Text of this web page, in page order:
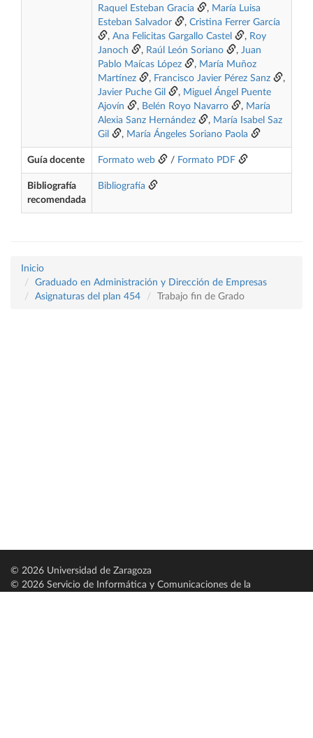
Raquel Esteban Gracia
, María Luisa
Esteban Salvador
, Cristina Ferrer García
, Ana Felicitas Gargallo Castel , Roy
Janoch
, Raúl León Soriano , Juan
Pablo Maícas López
, María Muñoz
Martínez
, Francisco Javier Pérez Sanz
,
Javier Puche Gil
, Miguel Ángel Puente
Ajovín
, Belén Royo Navarro , María
Alexia Sanz Hernández
, María Isabel Saz
Gil
, María Ángeles Soriano Paola
Guía docente Formato web / Formato PDF
Bibliografía
recomendada
Bibliografía
Inicio
Graduado en Administración y Dirección de Empresas
Asignaturas del plan 454
Trabajo fin de Grado
© 2026 Universidad de Zaragoza
© 2026 Servicio de Informática y Comunicaciones de la